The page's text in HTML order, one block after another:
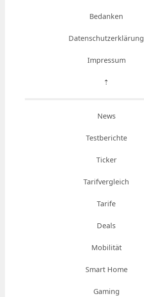
Bedanken
Datenschutzerklärung
Impressum
⇡
News
Testberichte
Ticker
Tarifvergleich
Tarife
Deals
Mobilität
Smart Home
Gaming